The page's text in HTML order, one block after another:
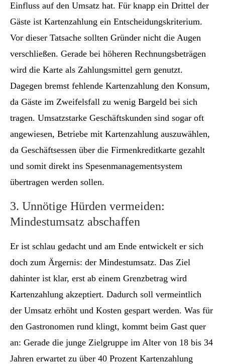
Einfluss auf den Umsatz hat. Für knapp ein Drittel der
Gäste ist Kartenzahlung ein Entscheidungskriterium.
Vor dieser Tatsache sollten Gründer nicht die Augen
verschließen. Gerade bei höheren Rechnungsbeträgen
wird die Karte als Zahlungsmittel gern genutzt.
Dagegen bremst fehlende Kartenzahlung den Konsum,
da Gäste im Zweifelsfall zu wenig Bargeld bei sich
tragen. Umsatzstarke Geschäftskunden sind sogar oft
angewiesen, Betriebe mit Kartenzahlung auszuwählen,
da Geschäftsessen über die Firmenkreditkarte gezahlt
und somit direkt ins Spesenmanagementsystem
übertragen werden sollen.
3. Unnötige Hürden vermeiden:
Mindestumsatz abschaffen
Er ist schlau gedacht und am Ende entwickelt er sich
doch zum Ärgernis: der Mindestumsatz. Das Ziel
dahinter ist klar, erst ab einem Grenzbetrag wird
Kartenzahlung akzeptiert. Dadurch soll vermeintlich
der Umsatz erhöht und Kosten gespart werden. Was für
den Gastronomen rund klingt, kommt beim Gast quer
an: Gerade die junge Zielgruppe im Alter von 18 bis 34
Jahren erwartet zu über 40 Prozent Kartenzahlung